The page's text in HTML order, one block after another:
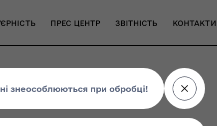
ПРЕС ЦЕНТР ЗВІТНІСТЬ КОНТАКТИ